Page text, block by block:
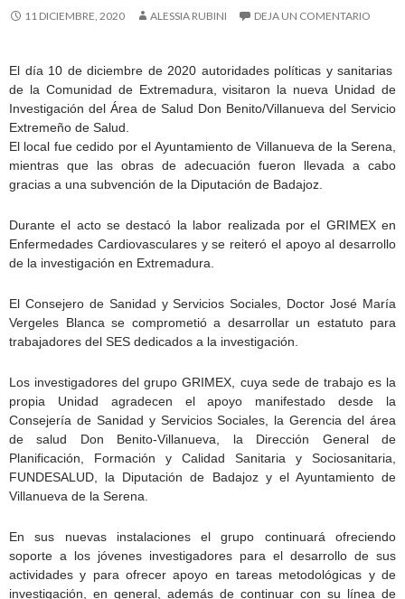
11 DICIEMBRE, 2020 ALESSIA RUBINI DEJA UN COMENTARIO
El día 10 de diciembre de 2020 autoridades políticas y sanitarias
de la Comunidad de Extremadura, visitaron la nueva Unidad de
Investigación del Área de Salud Don Benito/Villanueva del Servicio
Extremeño de Salud.
El local fue cedido por el Ayuntamiento de Villanueva de la Serena,
mientras que las obras de adecuación fueron llevada a cabo
gracias a una subvención de la Diputación de Badajoz.
Durante el acto se destacó la labor realizada por el GRIMEX en
Enfermedades Cardiovasculares y se reiteró el apoyo al desarrollo
de la investigación en Extremadura.
El Consejero de Sanidad y Servicios Sociales, Doctor José María
Vergeles Blanca se comprometió a desarrollar un estatuto para
trabajadores del SES dedicados a la investigación.
Los investigadores del grupo GRIMEX, cuya sede de trabajo es la
propia Unidad agradecen el apoyo manifestado desde la
Consejería de Sanidad y Servicios Sociales, la Gerencia del área
de salud Don Benito-Villanueva, la Dirección General de
Planificación, Formación y Calidad Sanitaria y Sociosanitaria,
FUNDESALUD, la Diputación de Badajoz y el Ayuntamiento de
Villanueva de la Serena.
En sus nuevas instalaciones el grupo continuará ofreciendo
soporte a los jóvenes investigadores para el desarrollo de sus
actividades y para ofrecer apoyo en tareas metodológicas y de
investigación, en general, además de continuar con su línea de